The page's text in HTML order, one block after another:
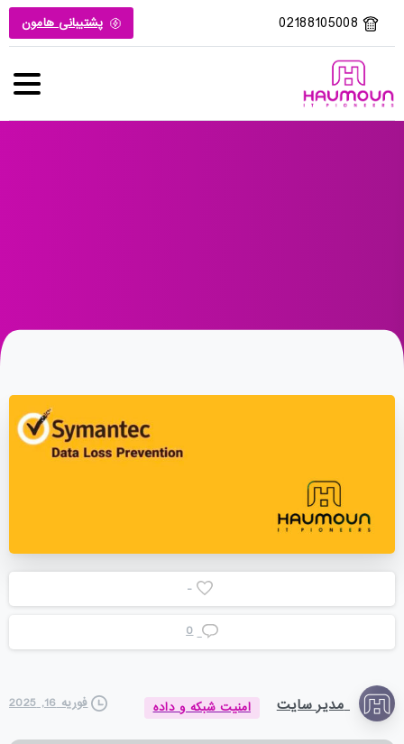
02188105008 پشتیبانی هامون
-
0
مدیر سایت امنیت شبکه و داده فوریه 16, 2025